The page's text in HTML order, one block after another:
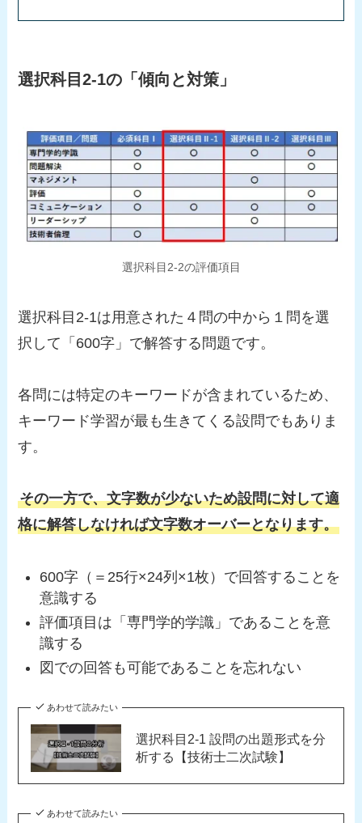
選択科目2-1の「傾向と対策」
選択科目2-2の評価項目
選択科目2-1は用意された４問の中から１問を選
択して「600字」で解答する問題です。
各問には特定のキーワードが含まれているため、
キーワード学習が最も生きてくる設問でもありま
す。
その一方で、文字数が少ないため設問に対して適
格に解答しなければ文字数オーバーとなります。
600字（＝25行×24列×1枚）で回答することを
意識する
評価項目は「専門学的学識」であることを意
識する
図での回答も可能であることを忘れない
あわせて読みたい
選択科目2-1 設問の出題形式を分
析する【技術士二次試験】
あわせて読みたい